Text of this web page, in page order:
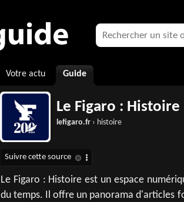
Votre actu Guide
Le Figaro : Histoire
lefigaro.fr › histoire
Le Figaro : Histoire est un espace
du temps. Il offre un panorama d'articles